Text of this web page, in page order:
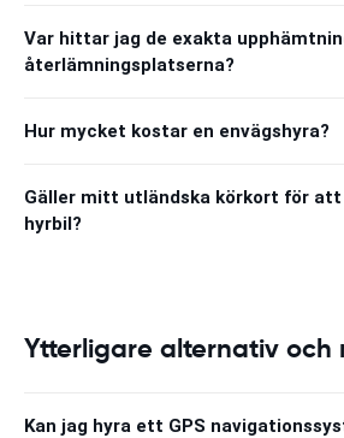
Var hittar jag de exakta
återlämningsplatserna?
Hur mycket kostar en envägshyra?
Gäller mitt utländska körkort för att
hyrbil?
Ytterligare alternativ och
Kan jag hyra ett GPS